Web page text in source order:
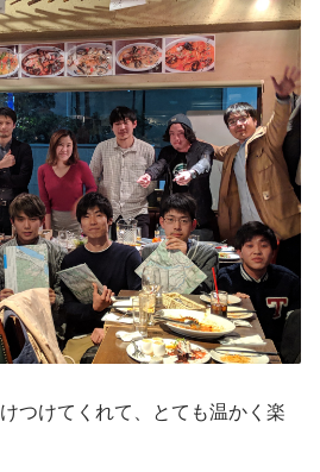
つけてくれて、とても温かく楽